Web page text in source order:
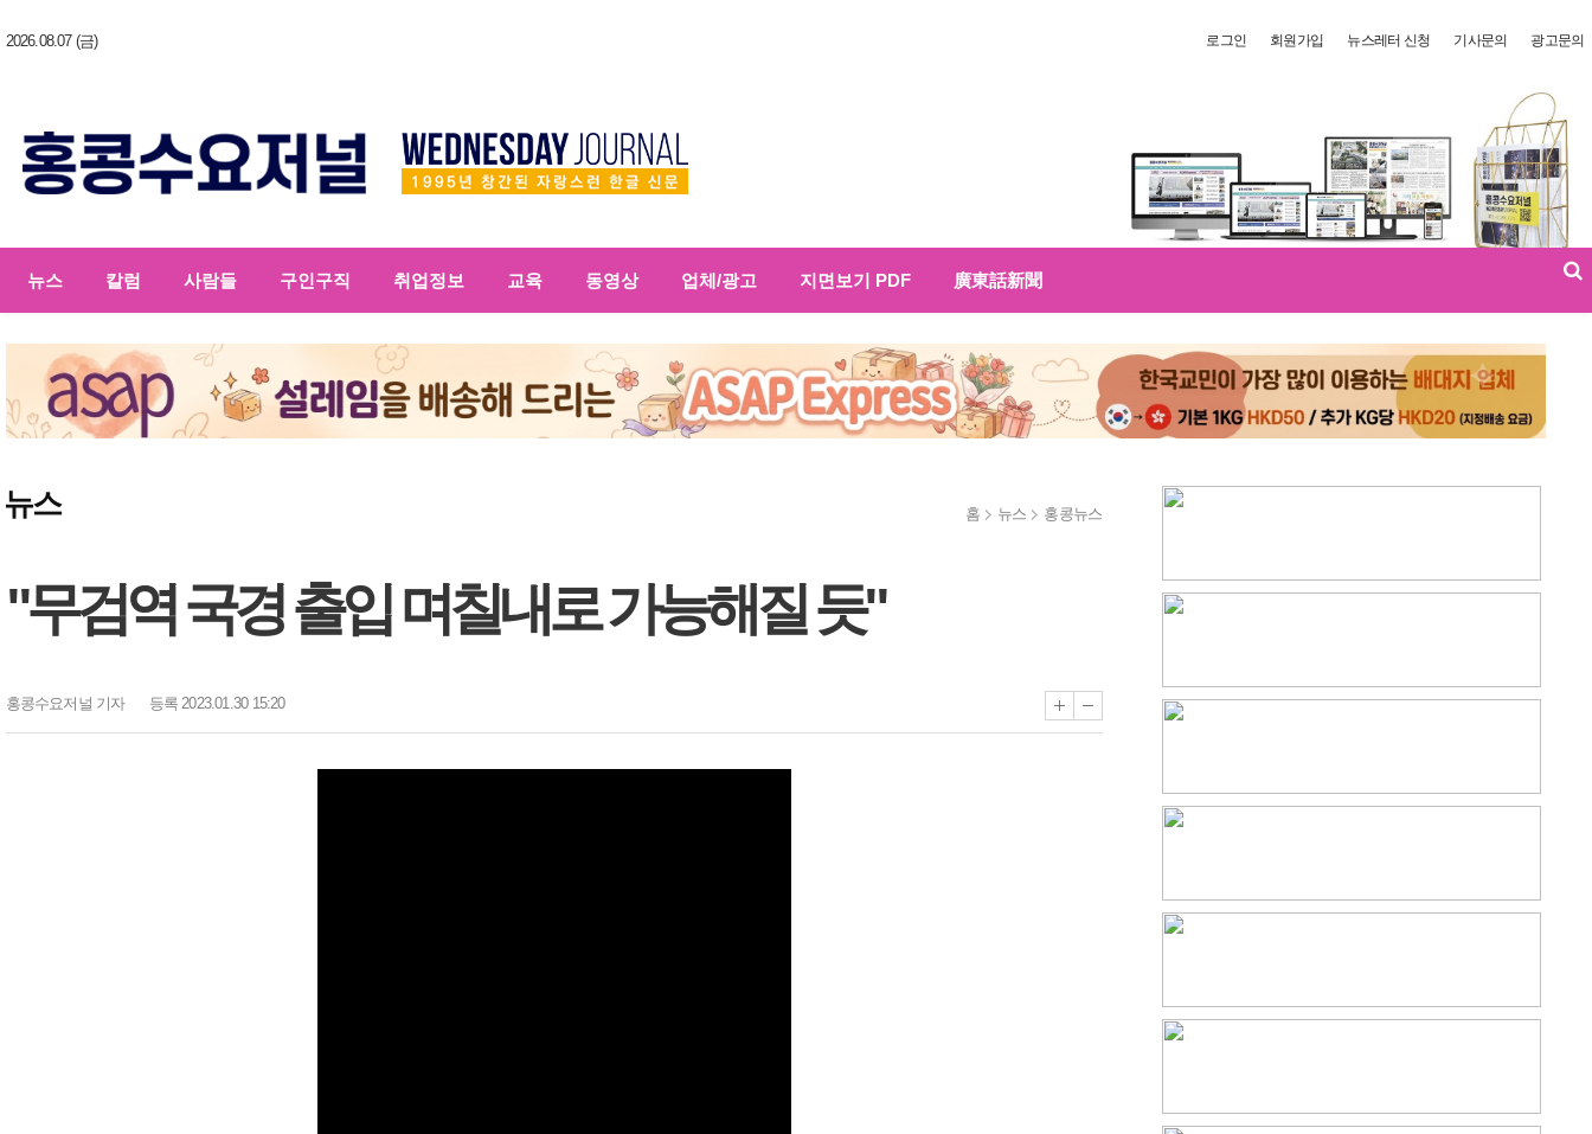
2026.08.07 (금) 로그인 회원가입 뉴스레터 신청 기사문의 광고문의
뉴스 칼럼 사람들 구인구직 취업정보 교육 동영상 업체/광고 지면보기 PDF 廣東話新聞
뉴스 홈 뉴스 홍콩뉴스
"무검역 국경 출입 며칠내로 가능해질 듯"
홍콩수요저널 기자 등록 2023.01.30 15:20